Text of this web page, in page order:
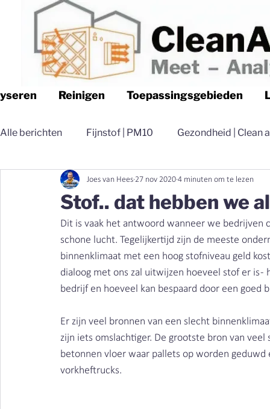
Reinigen Toepassingsgebieden
Alle berichten Fijnstof | PM10 Gezondheid | Clean
Logistiek | Clean air Nederland Luchtfilteren |
Magazijn | Clean air Nederland Distributie | Clean
Vieze producten | Clean air Stofbindende zeep
Metaalbewerking | Clean air lasrook | Clean Air
Schimmels | Clean Air Nederland
Stof.. dat hebben we
Joes van Hees 27 nov 2020 4 minuten om te lezen
Dit is vaak het antwoord wanneer we
schone lucht. Tegelijkertijd zijn de meeste
binnenklimaat met een hoog stofniveau geld
dialoog met ons zal uitwijzen hoeveel stof er is
bedrijf en hoeveel kan bespaard door een goed
Er zijn veel bronnen van een slecht
zijn iets omslachtiger. De grootste bron van
betonnen vloer waar pallets op worden
vorkheftrucks.